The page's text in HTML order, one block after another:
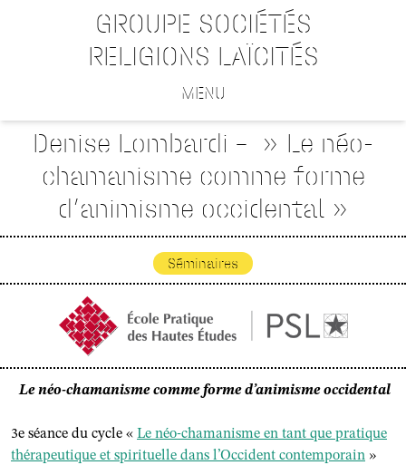
GROUPE SOCIÉTÉS
RELIGIONS LAÏCITÉS
MENU
Denise Lombardi – » Le néo-
chamanisme comme forme
d’animisme occidental »
Séminaires
Le néo-chamanisme comme forme d’animisme occidental
3e séance du cycle « Le néo-chamanisme en tant que pratique
thérapeutique et spirituelle dans l’Occident contemporain »